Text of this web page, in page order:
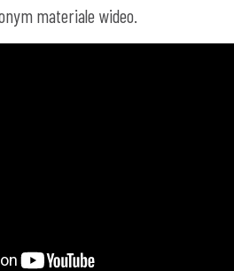
materiale wideo.